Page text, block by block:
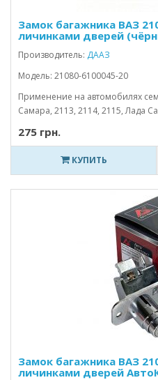
Замок багажника ВАЗ
личинками дверей
Производитель: ДААЗ
Модель: 21080-6100045-20
Применение на автомобилях
Самара, 2113, 2114, 2115, Лада
275 грн.
КУПИТЬ
Замок багажника ВАЗ
личинками дверей